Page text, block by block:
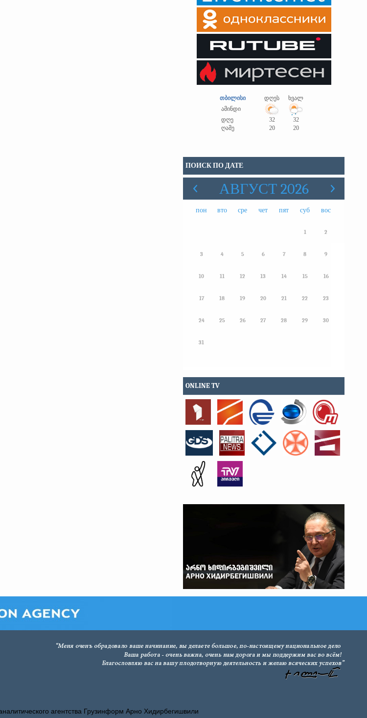
თბილისი დღეს
ხვალ
ამინდი
დღე
32
32
ღამე
20 20
ПОИСК ПО ДАТЕ
АВГУСТ 2026
пон вто сре чет пят суб вос
1 2
3 4 5 6 7 8 9
10 11 12 13 14 15 16
17 18 19 20 21 22 23
24 25 26 27 28 29 30
31
ONLINE TV
агентства Грузинформ Арно Хидирбегишвили